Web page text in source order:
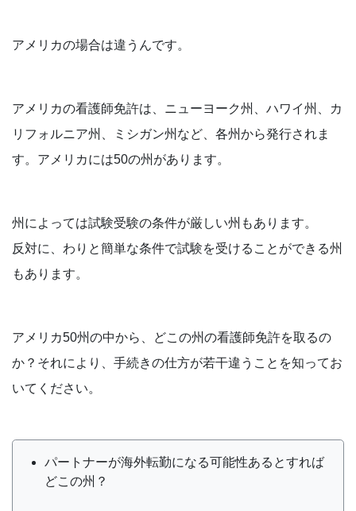
アメリカの場合は違うんです。
アメリカの看護師免許は、ニューヨーク州、ハワイ州、カ
リフォルニア州、ミシガン州など、各州から発行されま
す。アメリカには50の州があります。
州によっては試験受験の条件が厳しい州もあります。
反対に、わりと簡単な条件で試験を受けることができる州
もあります。
アメリカ50州の中から、どこの州の看護師免許を取るの
か？それにより、手続きの仕方が若干違うことを知ってお
いてください。
パートナーが海外転勤になる可能性あるとすれば
どこの州？